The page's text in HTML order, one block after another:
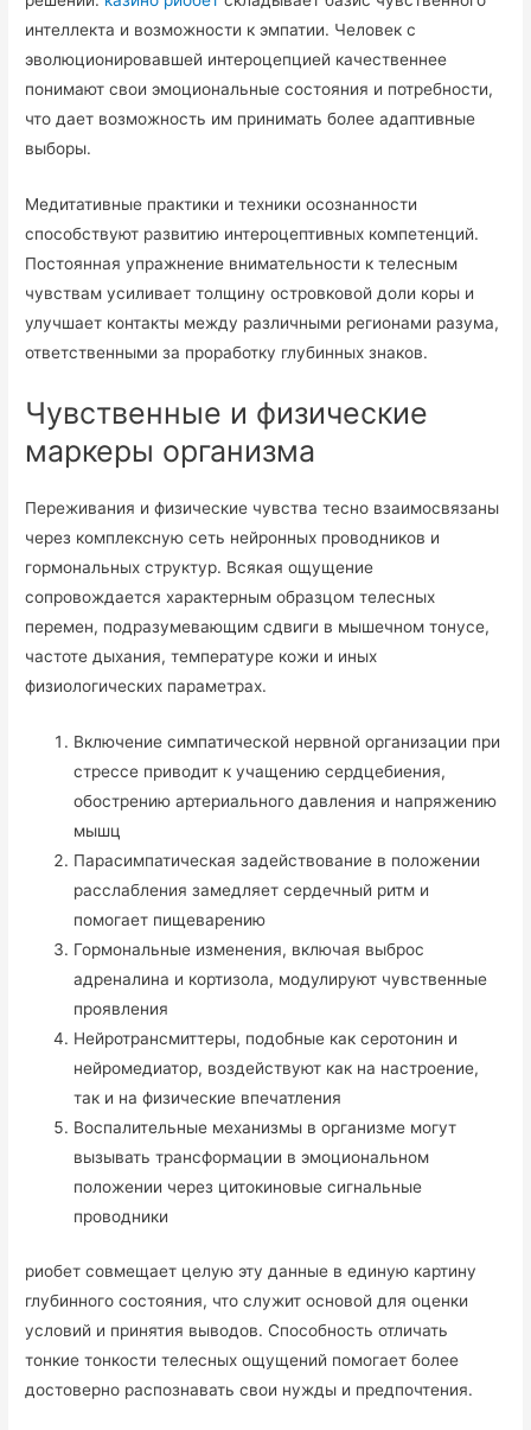
интеллекта и возможности к эмпатии. Человек с
эволюционировавшей интероцепцией качественнее
понимают свои эмоциональные состояния и потребности,
что дает возможность им принимать более адаптивные
выборы.
Медитативные практики и техники осознанности
способствуют развитию интероцептивных компетенций.
Постоянная упражнение внимательности к телесным
чувствам усиливает толщину островковой доли коры и
улучшает контакты между различными регионами разума,
ответственными за проработку глубинных знаков.
Чувственные и физические
маркеры организма
Переживания и физические чувства тесно взаимосвязаны
через комплексную сеть нейронных проводников и
гормональных структур. Всякая ощущение
сопровождается характерным образцом телесных
перемен, подразумевающим сдвиги в мышечном тонусе,
частоте дыхания, температуре кожи и иных
физиологических параметрах.
Включение симпатической нервной организации при
стрессе приводит к учащению сердцебиения,
обострению артериального давления и напряжению
мышц
Парасимпатическая задействование в положении
расслабления замедляет сердечный ритм и
помогает пищеварению
Гормональные изменения, включая выброс
адреналина и кортизола, модулируют чувственные
проявления
Нейротрансмиттеры, подобные как серотонин и
нейромедиатор, воздействуют как на настроение,
так и на физические впечатления
Воспалительные механизмы в организме могут
вызывать трансформации в эмоциональном
положении через цитокиновые сигнальные
проводники
риобет совмещает целую эту данные в единую картину
глубинного состояния, что служит основой для оценки
условий и принятия выводов. Способность отличать
тонкие тонкости телесных ощущений помогает более
достоверно распознавать свои нужды и предпочтения.